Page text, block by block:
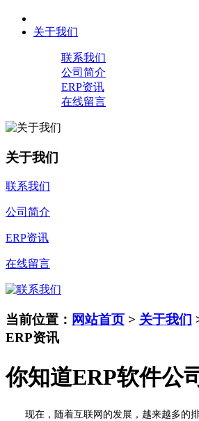
关于我们
联系我们
公司简介
ERP资讯
在线留言
关于我们
联系我们
公司简介
ERP资讯
在线留言
当前位置： 网站首页 > 关于我们
ERP资讯
你知道ERP软件公
现在，随着互联网的发展，越来越多的排